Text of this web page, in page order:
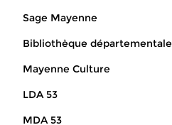
Sage Mayenne
Bibliothèque départementale
Mayenne Culture
LDA 53
MDA 53